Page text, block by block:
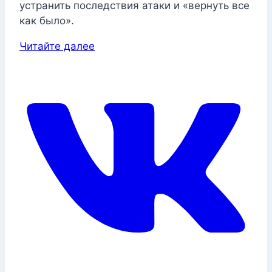
устранить последствия атаки и «вернуть все
как было».
Читайте далее